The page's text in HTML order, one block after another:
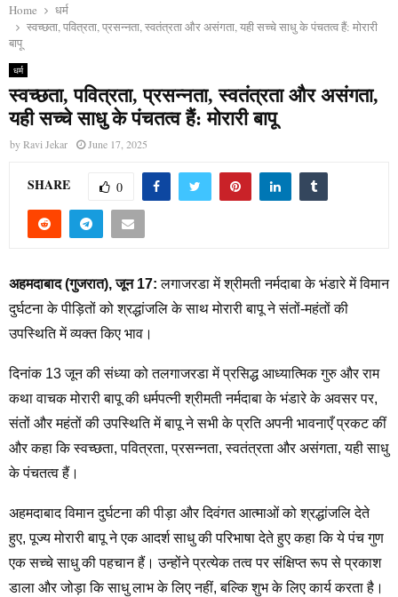
Home
धर्म
स्वच्छता, पवित्रता, प्रसन्नता, स्वतंत्रता और असंगता, यही सच्चे साधु के पंचतत्व हैं: मोरारी
बापू
धर्म
स्वच्छता, पवित्रता, प्रसन्नता, स्वतंत्रता और असंगता,
यही सच्चे साधु के पंचतत्व हैं: मोरारी बापू
byRavi Jekar June 17, 2025
SHARE 0
अहमदाबाद (गुजरात), जून 17:लगाजरडा में श्रीमती नर्मदाबा के भंडारे में विमान
दुर्घटना के पीड़ितों को श्रद्धांजलि के साथ मोरारी बापू ने संतों-महंतों की
उपस्थिति में व्यक्त किए भाव।
दिनांक 13 जून की संध्या को तलगाजरडा में प्रसिद्ध आध्यात्मिक गुरु और राम
कथा वाचक मोरारी बापू की धर्मपत्नी श्रीमती नर्मदाबा के भंडारे के अवसर पर,
संतों और महंतों की उपस्थिति में बापू ने सभी के प्रति अपनी भावनाएँ प्रकट कीं
और कहा कि स्वच्छता, पवित्रता, प्रसन्नता, स्वतंत्रता और असंगता, यही साधु
के पंचतत्व हैं।
अहमदाबाद विमान दुर्घटना की पीड़ा और दिवंगत आत्माओं को श्रद्धांजलि देते
हुए, पूज्य मोरारी बापू ने एक आदर्श साधु की परिभाषा देते हुए कहा कि ये पंच गुण
एक सच्चे साधु की पहचान हैं। उन्होंने प्रत्येक तत्व पर संक्षिप्त रूप से प्रकाश
डाला और जोड़ा कि साधु लाभ के लिए नहीं, बल्कि शुभ के लिए कार्य करता है।